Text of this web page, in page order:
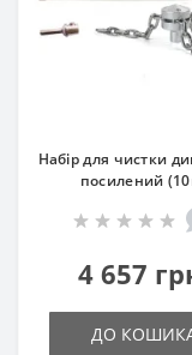
Набір для чистки
посилений
4 657
ДО